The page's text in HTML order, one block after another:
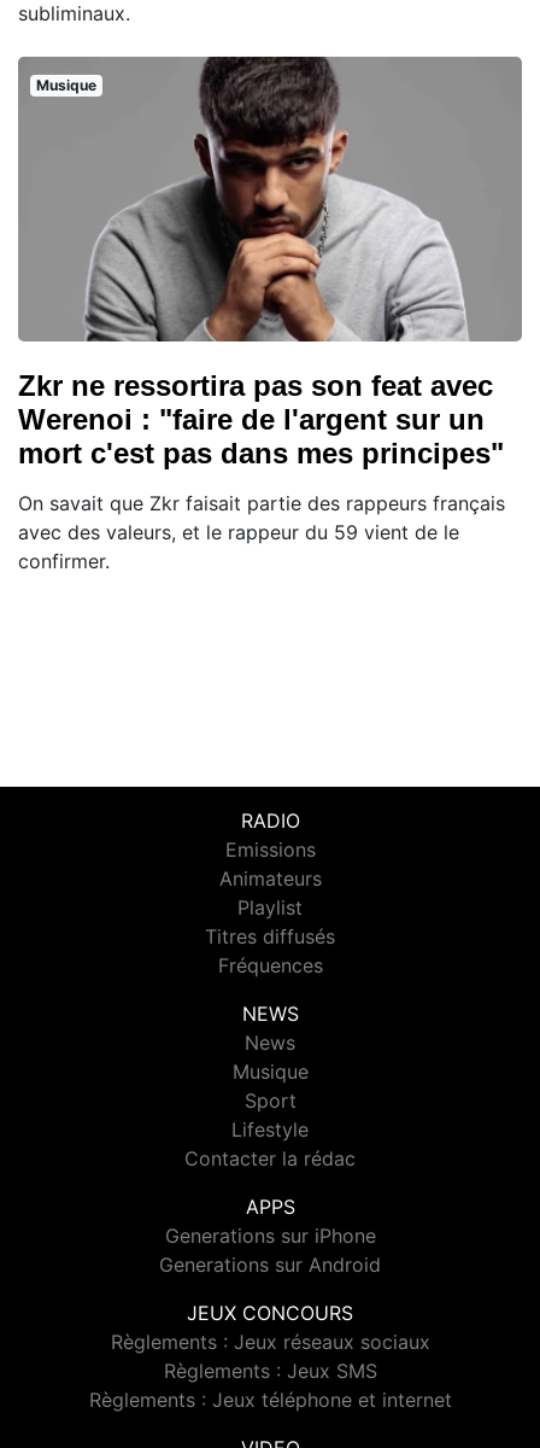
subliminaux.
Musique
Zkr ne ressortira pas son feat avec
Werenoi : "faire de l'argent sur un
mort c'est pas dans mes principes"
On savait que Zkr faisait partie des rappeurs français
avec des valeurs, et le rappeur du 59 vient de le
confirmer.
RADIO
Emissions
Animateurs
Playlist
Titres diffusés
Fréquences
NEWS
News
Musique
Sport
Lifestyle
Contacter la rédac
APPS
Generations sur iPhone
Generations sur Android
JEUX CONCOURS
Règlements : Jeux réseaux sociaux
Règlements : Jeux SMS
Règlements : Jeux téléphone et internet